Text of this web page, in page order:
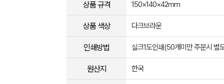
상품 규격 150×140×42mm
상품 색상 다크브라운
인쇄방법 실크1도인쇄(50개미만 주문시 별
원산지 한국